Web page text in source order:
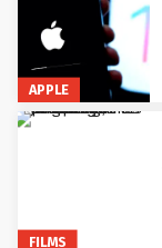
APPLE
FILMS